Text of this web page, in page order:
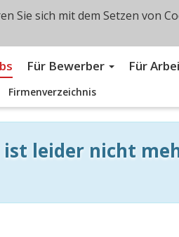
Für Bewerber Für
Firmenverzeichnis
ist leider nicht
Sie sich mit dem Setzen von